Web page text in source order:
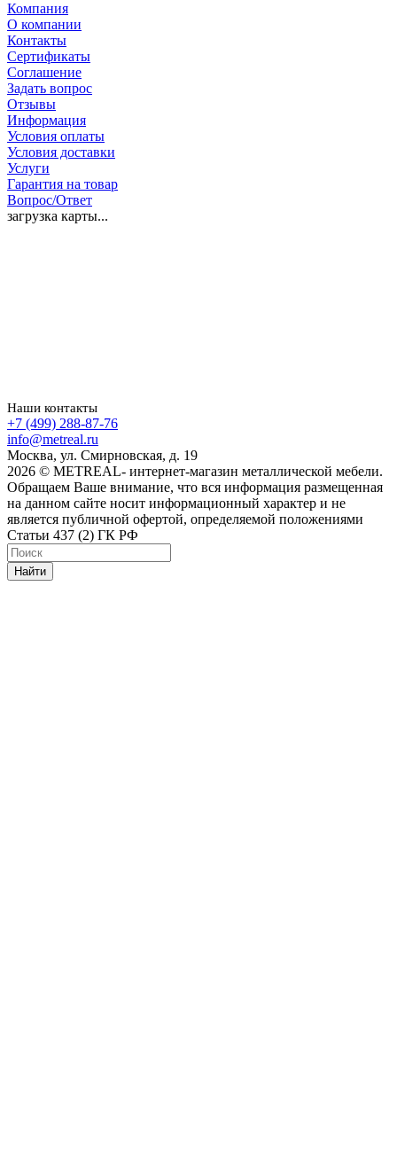
Компания
О компании
Контакты
Сертификаты
Соглашение
Задать вопрос
Отзывы
Информация
Условия оплаты
Условия доставки
Услуги
Гарантия на товар
Вопрос/Ответ
загрузка карты...
Наши контакты
+7 (499) 288-87-76
info@metreal.ru
Москва, ул. Смирновская, д. 19
2026 © METREAL- интернет-магазин металлической мебели.
Обращаем Ваше внимание, что вся информация размещенная
на данном сайте носит информационный характер и не
является публичной офертой, определяемой положениями
Статьи 437 (2) ГК РФ
Найти